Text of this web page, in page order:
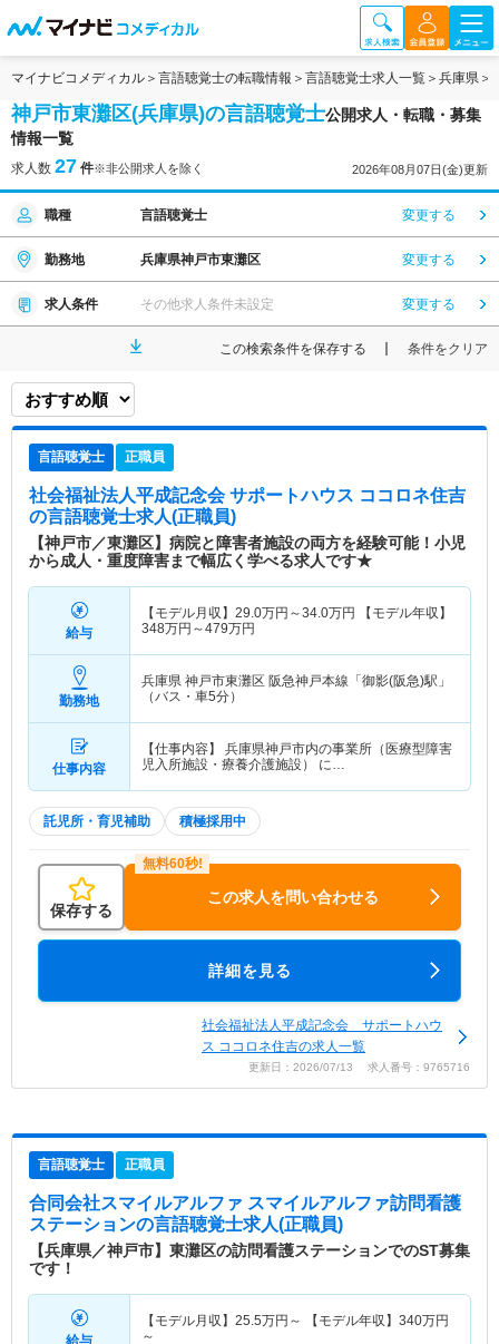
マイナビコメディカル 言語聴覚士の転職情報 言語聴覚士求人一覧 兵庫県
神戸市東灘区(兵庫県)の言語聴覚士公開求人・転職・募集
情報一覧
求人数 27 件※非公開求人を除く 2026年08月07日(金)更新
職種 言語聴覚士 変更する
勤務地 兵庫県神戸市東灘区 変更する
求人条件 その他求人条件未設定 変更する
この検索条件を保存する 条件をクリア
言語聴覚士 正職員
社会福祉法人平成記念会 サポートハウス ココロネ住吉
の言語聴覚士求人(正職員)
【神戸市／東灘区】病院と障害者施設の両方を経験可能！小児
から成人・重度障害まで幅広く学べる求人です★
給与
【モデル月収】 29.0万円～34.0万円
【モデル年収】
348万円～479万円
勤務地
兵庫県 神戸市東灘区 阪急神戸本線「御影(阪急)駅」
（バス・車5分）
仕事内容
【仕事内容】 兵庫県神戸市内の事業所（医療型障害
児入所施設・療養介護施設） に…
託児所・育児補助 積極採用中
保存する
この求人を問い合わせる
詳細を見る
社会福祉法人平成記念会 サポートハウ
ス ココロネ住吉の求人一覧
更新日：2026/07/13 求人番号：9765716
言語聴覚士 正職員
合同会社スマイルアルファ スマイルアルファ訪問看護
ステーションの言語聴覚士求人(正職員)
【兵庫県／神戸市】東灘区の訪問看護ステーションでのST募集
です！
【モデル月収】 25.5万円～ 【モデル年収】 340万円
～